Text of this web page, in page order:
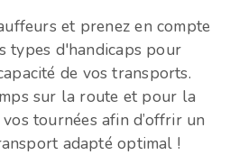
et prenez en compte
types d'handicaps pour
de vos transports.​
sur la route et pour la
tournées afin d’offrir un
adapté optimal !